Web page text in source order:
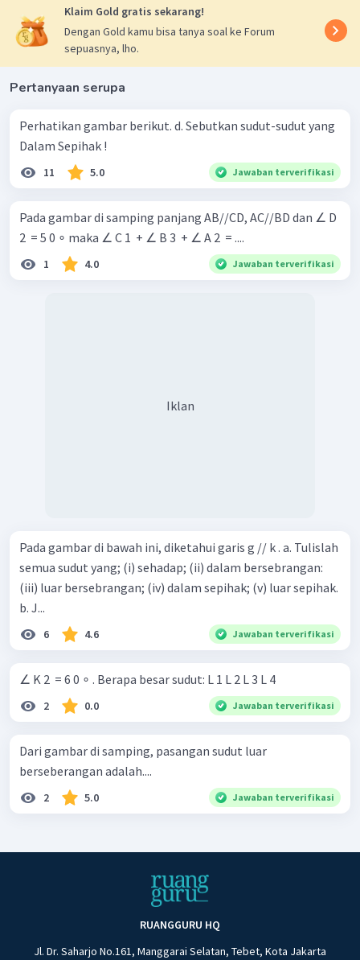
Klaim Gold gratis sekarang!
Dengan Gold kamu bisa tanya soal ke Forum
sepuasnya, lho.
Pertanyaan serupa
Perhatikan gambar berikut. d. Sebutkan sudut-sudut yang
Dalam Sepihak !
11 5.0 Jawaban terverifikasi
Pada gambar di samping panjang AB//CD, AC//BD dan ∠ D
2 ​ = 5 0 ∘ maka ∠ C 1 ​ + ∠ B 3 ​ + ∠ A 2 ​ = ....
1 4.0 Jawaban terverifikasi
Iklan
Pada gambar di bawah ini, diketahui garis g // k . a. Tulislah
semua sudut yang; (i) sehadap; (ii) dalam bersebrangan:
(iii) luar bersebrangan; (iv) dalam sepihak; (v) luar sepihak.
b. J...
6 4.6 Jawaban terverifikasi
∠ K 2 ​ = 6 0 ∘ . Berapa besar sudut: L 1 L 2 L 3 L 4
2 0.0 Jawaban terverifikasi
Dari gambar di samping, pasangan sudut luar
berseberangan adalah....
2 5.0 Jawaban terverifikasi
RUANGGURU HQ
Jl. Dr. Saharjo No.161, Manggarai Selatan, Tebet, Kota Jakarta